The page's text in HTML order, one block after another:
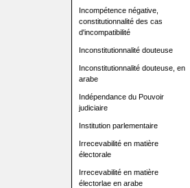
Incompétence négative,
constitutionnalité des cas
d'incompatibilité
Inconstitutionnalité douteuse
Inconstitutionnalité douteuse, en
arabe
Indépendance du Pouvoir
judiciaire
Institution parlementaire
Irrecevabilité en matière
électorale
Irrecevabilité en matière
électorlae en arabe